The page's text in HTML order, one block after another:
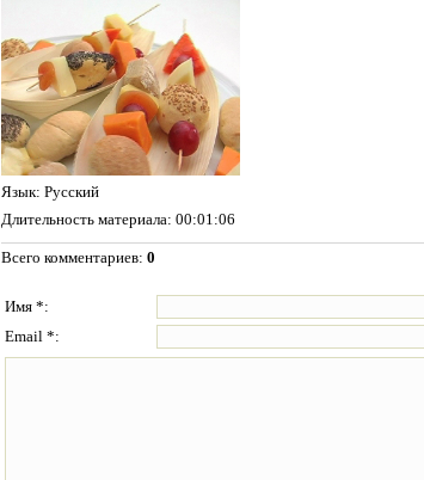
Язык: Русский
Длительность материала: 00:01:06
Всего комментариев: 0
Имя *:
Email *: